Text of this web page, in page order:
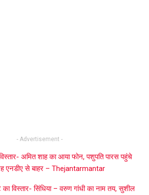
- Advertisement -
अमित शाह का आया फोन, पशुपति पारस पहुंचे
एनडीए से बाहर – Thejantarmantar
विस्तार- सिंधिया – वरुण गांधी का नाम तय, सुशील